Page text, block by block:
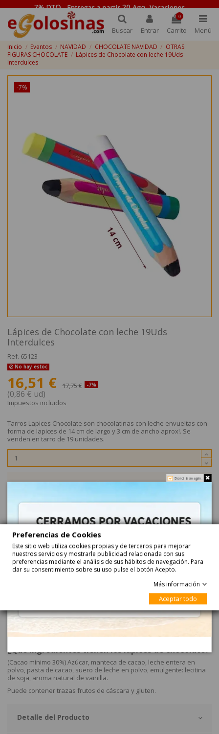
Buscar Entrar
0
Carrito Menú
Inicio Eventos NAVIDAD CHOCOLATE NAVIDAD
OTRAS
FIGURAS CHOCOLATE
Lápices de Chocolate con leche 19Uds
Interdulces
-7%
Lápices de Chocolate con leche 19Uds
Interdulces
Ref. 65123
No hay estoc
16,51 € 17,75 € -7%
(0,86 € ud)
Impuestos incluidos
Tarros Lapices Chocolate son chocolatinas con leche envueltas con
forma de lapices de 14 cm de largo y 3 cm de ancho aprox!. Se
venden en tarro de 19 unidades.
Añadir
Lápices de Chocolate con leche 19Uds Interdulces
Tarros Lapices Chocolate son chocolatinas con leche envueltas con
forma de lapices de 14 cm de largo y 3 cm de ancho aprox!. Se
venden en tarro de 19 unidades.
¿Qué ingredientes tienen los lápices de chocolate?
(Cacao mínimo 30%) Azúcar, manteca de cacao, leche entera en
polvo, pasta de cacao, suero de leche en polvo, emulgente: lecitina
de soja, aroma natural de vainilla.
Puede contener trazas frutos de cáscara y gluten.
Detalle del Producto
Do not show again.
Preferencias de Cookies
Este sitio web utiliza cookies propias y de terceros para mejorar
nuestros servicios y mostrarle publicidad relacionada con sus
preferencias mediante el análisis de sus hábitos de navegación. Para
dar su consentimiento sobre su uso pulse el botón Acepto.
Más información
Aceptar todo